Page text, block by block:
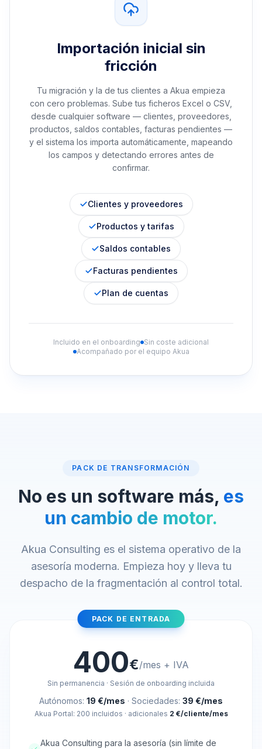
Importación inicial sin
fricción
Tu migración y la de tus clientes a Akua empieza
con cero problemas. Sube tus ficheros Excel o CSV,
desde cualquier software — clientes, proveedores,
productos, saldos contables, facturas pendientes —
y el sistema los importa automáticamente, mapeando
los campos y detectando errores antes de
confirmar.
Clientes y proveedores
Productos y tarifas
Saldos contables
Facturas pendientes
Plan de cuentas
Incluido en el onboarding Sin coste adicional
Acompañado por el equipo Akua
PACK DE TRANSFORMACIÓN
No es un software más, es
un cambio de motor.
Akua Consulting es el sistema operativo de la
asesoría moderna. Empieza hoy y lleva tu
despacho de la fragmentación al control total.
PACK DE ENTRADA
400€/mes + IVA
Sin permanencia · Sesión de onboarding incluida
Autónomos: 19 €/mes · Sociedades: 39 €/mes
Akua Portal: 200 incluidos · adicionales 2 €/cliente/mes
Akua Consulting para la asesoría (sin límite de